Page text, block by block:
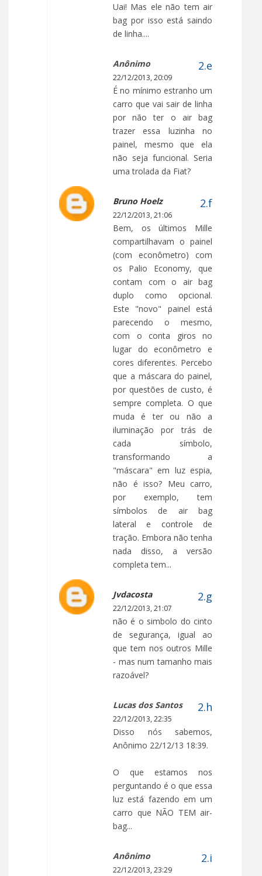
Uai! Mas ele não tem air
bag por isso está saindo
de linha....
Anônimo
22/12/2013, 20:09
É no mínimo estranho um
carro que vai sair de linha
por não ter o air bag
trazer essa luzinha no
painel, mesmo que ela
não seja funcional. Seria
uma trolada da Fiat?
Bruno Hoelz
22/12/2013, 21:06
Bem, os últimos Mille
compartilhavam o painel
(com econômetro) com
os Palio Economy, que
contam com o air bag
duplo como opcional.
Este "novo" painel está
parecendo o mesmo,
com o conta giros no
lugar do econômetro e
cores diferentes. Percebo
que a máscara do painel,
por questões de custo, é
sempre completa. O que
muda é ter ou não a
iluminação por trás de
cada símbolo,
transformando a
"máscara" em luz espia,
não é isso? Meu carro,
por exemplo, tem
símbolos de air bag
lateral e controle de
tração. Embora não tenha
nada disso, a versão
completa tem...
Jvdacosta
22/12/2013, 21:07
não é o simbolo do cinto
de segurança, igual ao
que tem nos outros Mille
- mas num tamanho mais
razoável?
Lucas dos Santos
22/12/2013, 22:35
Disso nós sabemos,
Anônimo 22/12/13 18:39.
O que estamos nos
perguntando é o que essa
luz está fazendo em um
carro que NÃO TEM air-
bag...
Anônimo
22/12/2013, 23:29